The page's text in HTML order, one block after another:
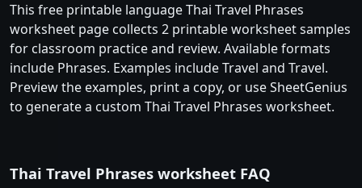
This free printable language Thai Travel Phrases
worksheet page collects 2 printable worksheet samples
for classroom practice and review. Available formats
include Phrases. Examples include Travel and Travel.
Preview the examples, print a copy, or use SheetGenius
to generate a custom Thai Travel Phrases worksheet.
Thai Travel Phrases worksheet FAQ